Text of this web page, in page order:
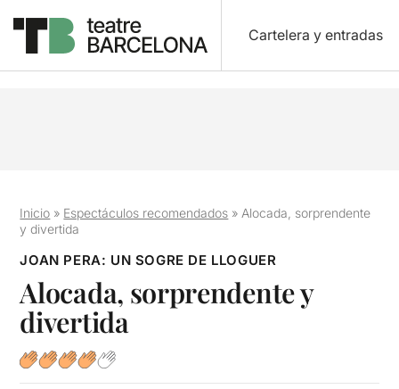
Cartelera y entradas
Inicio » Espectáculos recomendados » Alocada, sorprendente
y divertida
JOAN PERA: UN SOGRE DE LLOGUER
Alocada, sorprendente y
divertida